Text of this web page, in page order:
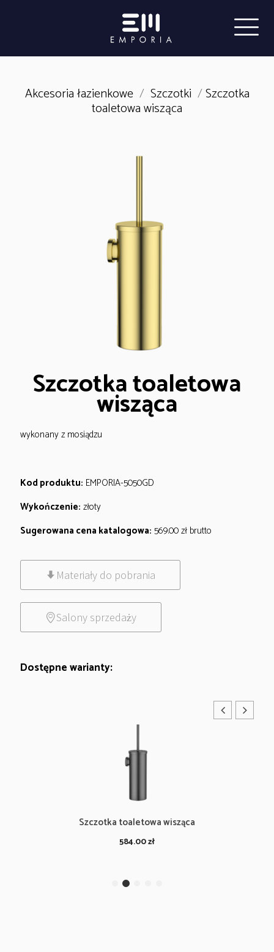
Akcesoria łazienkowe / Szczotki /Szczotka
toaletowa wisząca
Szczotka toaletowa
wisząca
wykonany z mosiądzu
Kod produktu: EMPORIA-5050GD
Wykończenie: złoty
Sugerowana cena katalogowa: 569.00zł brutto
Materiały do pobrania
Salony sprzedaży
Dostępne warianty:
Szczotka toaletowa wisząca
584.00zł